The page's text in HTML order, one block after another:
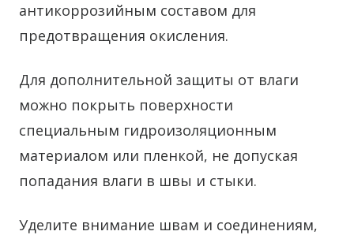
антикоррозийным составом для
предотвращения окисления.
Для дополнительной защиты от влаги
можно покрыть поверхности
специальным гидроизоляционным
материалом или пленкой, не допуская
попадания влаги в швы и стыки.
Уделите внимание швам и соединениям,